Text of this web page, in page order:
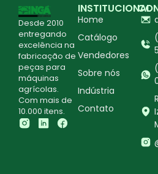
Desde 2010
entregando
excelência na
fabricação de
peças para
máquinas
agrícolas.
Com mais de
10.000 itens.
INSTITUCIONAL
Home
Catálogo
Vendedores
Sobre nós
Indústria
Contato